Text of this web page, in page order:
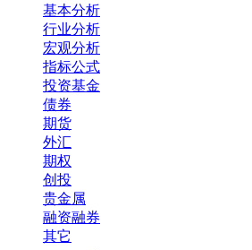
基本分析
行业分析
宏观分析
指标公式
投资基金
债券
期货
外汇
期权
创投
贵金属
融资融券
其它